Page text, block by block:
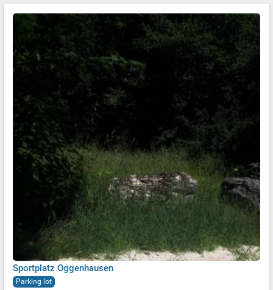
Sportplatz Oggenhausen
Parking lot